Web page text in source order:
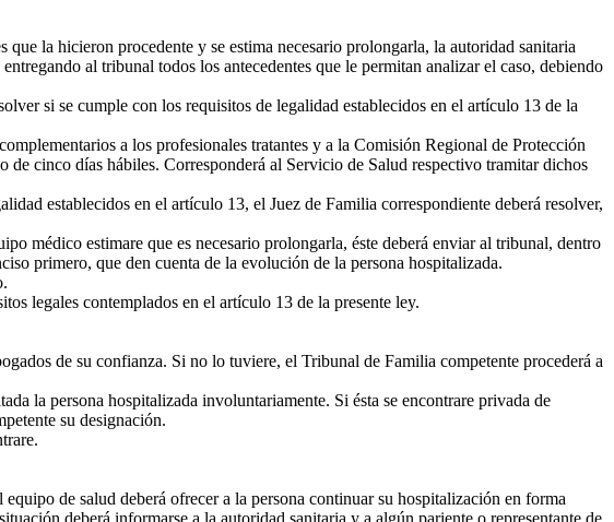
la hicieron procedente y se estima necesario prolongarla, la autoridad sanitaria
al tribunal todos los antecedentes que le permitan analizar el caso, debiendo
si se cumple con los requisitos de legalidad establecidos en el artículo 13 de la
a los profesionales tratantes y a la Comisión Regional de Protección
cinco días hábiles. Corresponderá al Servicio de Salud respectivo tramitar dichos
establecidos en el artículo 13, el Juez de Familia correspondiente deberá resolver,
médico estimare que es necesario prolongarla, éste deberá enviar al tribunal, dentro
primero, que den cuenta de la evolución de la persona hospitalizada.
legales contemplados en el artículo 13 de la presente ley.
de su confianza. Si no lo tuviere, el Tribunal de Familia competente procederá a
la persona hospitalizada involuntariamente. Si ésta se encontrare privada de
su designación.
de salud deberá ofrecer a la persona continuar su hospitalización en forma
deberá informarse a la autoridad sanitaria y a algún pariente o representante de